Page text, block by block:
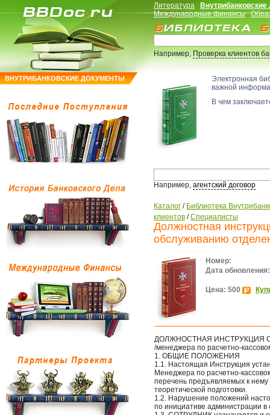
ВНУТРИБАНКОВСКИЕ ДОКУМЕНТЫ
Литература
Международные финансы
Например,Проверка клиентов
Электронная
важной
В чем
Например, агентский договор
Каталог / Библиотека
клиентов /Специалисты
Должностная
обслуживанию
Номер:
Дата обновления:
Цена: 500
ДОЛЖНОСТНАЯ ИНСТРУКЦИЯ
/менеджера по расчетно-
1. ОБЩИЕ ПОЛОЖЕНИЯ
1.1. Настоящая Инструкция
Менеджера по расчетно-
перечень предъявляемых к
теоретической подготовки.
1.2. Нарушение положений
по инициативе администрации в